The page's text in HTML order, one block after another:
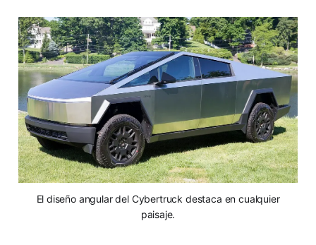
El diseño angular del Cybertruck destaca en cualquier
paisaje.